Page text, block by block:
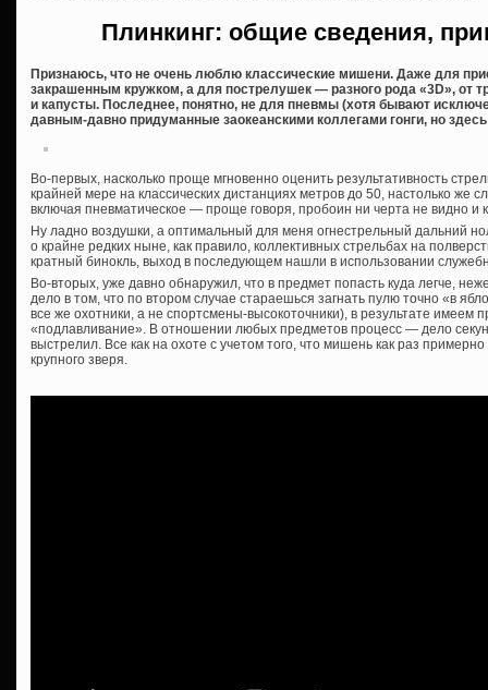
Плинкинг: общие сведения,
Признаюсь, что не очень люблю классические мишени. Даже для
закрашенным кружком, а для пострелушек — разного рода «3D», от
и капусты. Последнее, понятно, не для пневмы (хотя бывают
давным-давно придуманные заокеанскими коллегами гонги, но
Во-первых, насколько проще мгновенно оценить результативность
крайней мере на классических дистанциях метров до 50, настолько же
включая пневматическое — проще говоря, пробоин ни черта не видно и
Ну ладно воздушки, а оптимальный для меня огнестрельный дальний
о крайне редких ныне, как правило, коллективных стрельбах на
кратный бинокль, выход в последующем нашли в использовании
Во-вторых, уже давно обнаружил, что в предмет попасть куда легче,
дело в том, что по втором случае стараешься загнать пулю точно «в
все же охотники, а не спортсмены-высокоточники), в результате имеем
«подлавливание». В отношении любых предметов процесс — дело
выстрелил. Все как на охоте с учетом того, что мишень как раз
крупного зверя.